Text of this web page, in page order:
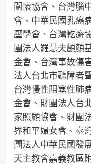
關懷協會、台灣腦
會、中華民國乳癌
壓學會、台灣乾癬
團法人羅慧夫顱顏
金會、台灣事故傷
法人台北市聽障者
台灣慢性阻塞性肺
金會、財團法人台
家照顧協會、財團
界和平婦女會、臺
團法人中華民國發
天主教會嘉義教區